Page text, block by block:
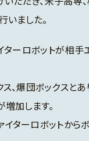
ました。
ーロボットが相手
、爆団ボックスとあ
加します。
ターロボットから